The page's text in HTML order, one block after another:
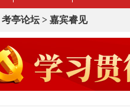
考亭论坛> 嘉宾睿见